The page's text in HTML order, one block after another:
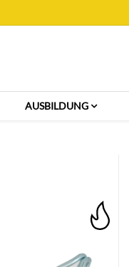
AUSBILDUNG